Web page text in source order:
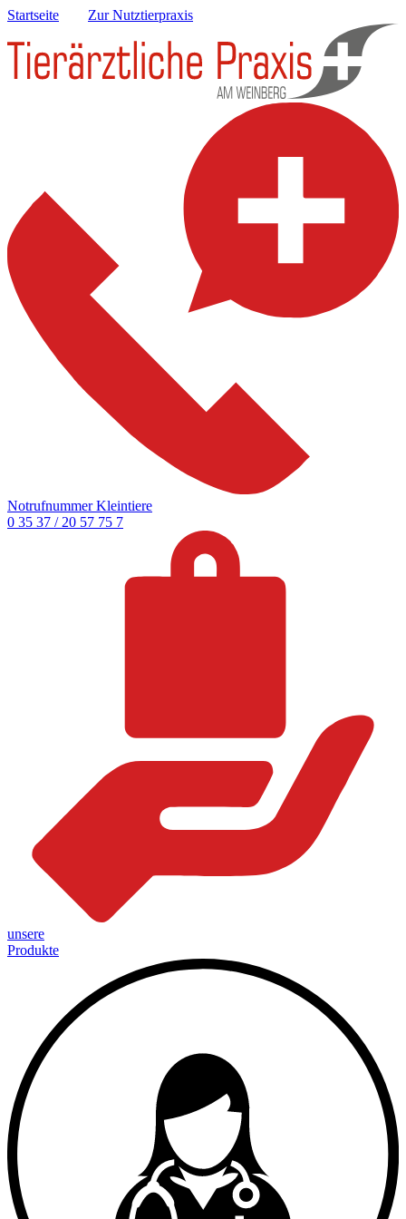
Startseite Zur Nutztierpraxis
Notrufnummer Kleintiere
0 35 37 / 20 57 75 7
unsere
Produkte